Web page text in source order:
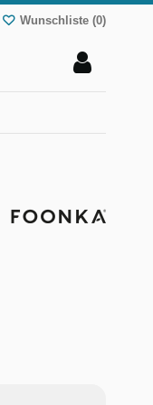
Wunschliste (0)